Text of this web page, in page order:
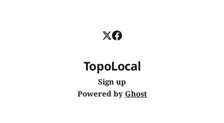
TopoLocal
Sign up
Powered by Ghost